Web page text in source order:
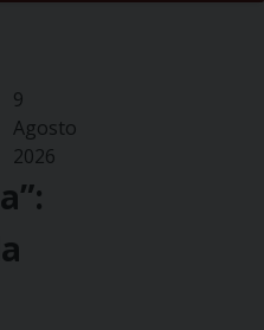
9
Agosto
2026